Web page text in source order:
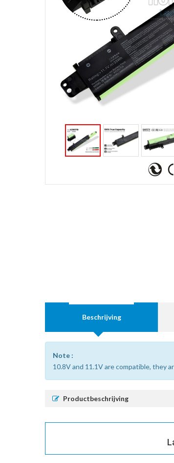
Beschrijving
Note :
10.8V and 11.1V are compatible, they
Productbeschrijving